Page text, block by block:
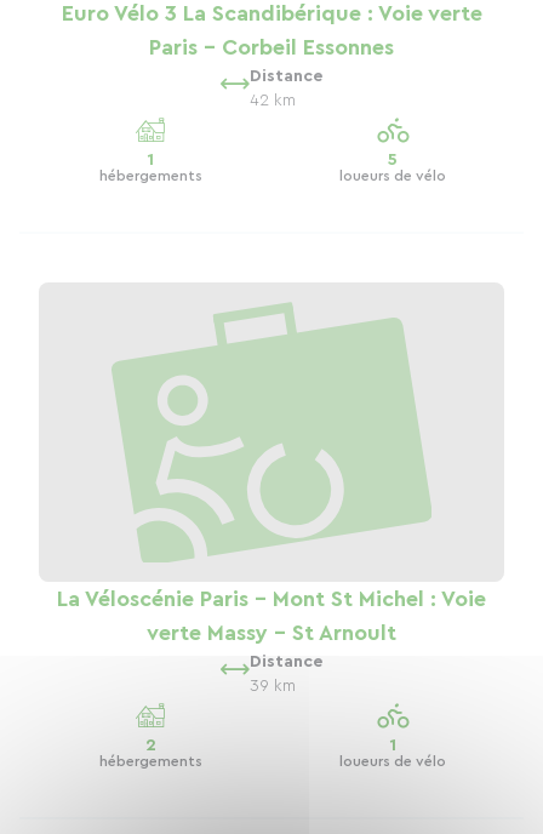
Euro Vélo 3 La Scandibérique : Voie verte
Paris - Corbeil Essonnes
Distance
42 km
1
hébergements
5
loueurs de vélo
La Véloscénie Paris - Mont St Michel : Voie
verte Massy - St Arnoult
Distance
39 km
2
hébergements
1
loueurs de vélo